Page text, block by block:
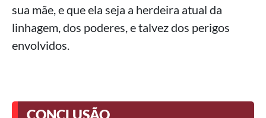
sua mãe, e que ela seja a herdeira atual da
linhagem, dos poderes, e talvez dos perigos
envolvidos.
CONCLUSÃO